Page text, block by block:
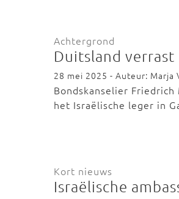
Achtergrond
Duitsland
28 mei 2025 - Auteur: Marja
Bondskanselier
het Israëlische leger in
Kort nieuws
Israëlische